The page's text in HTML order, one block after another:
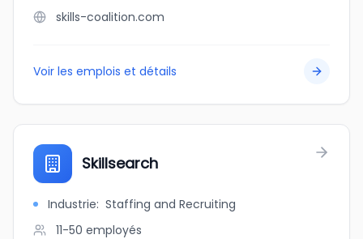
skills-coalition.com
Voir les emplois et détails
Skillsearch
Industrie: Staffing and Recruiting
11-50 employés